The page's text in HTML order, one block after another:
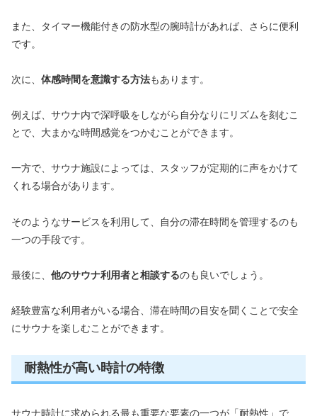
また、タイマー機能付きの防水型の腕時計があれば、さらに便利
です。
次に、 体感時間を意識する方法もあります。
例えば、サウナ内で深呼吸をしながら自分なりにリズムを刻むこ
とで、大まかな時間感覚をつかむことができます。
一方で、サウナ施設によっては、スタッフが定期的に声をかけて
くれる場合があります。
そのようなサービスを利用して、自分の滞在時間を管理するのも
一つの手段です。
最後に、 他のサウナ利用者と相談するのも良いでしょう。
経験豊富な利用者がいる場合、滞在時間の目安を聞くことで安全
にサウナを楽しむことができます。
耐熱性が高い時計の特徴
サウナ時計に求められる最も重要な要素の一つが「耐熱性」で